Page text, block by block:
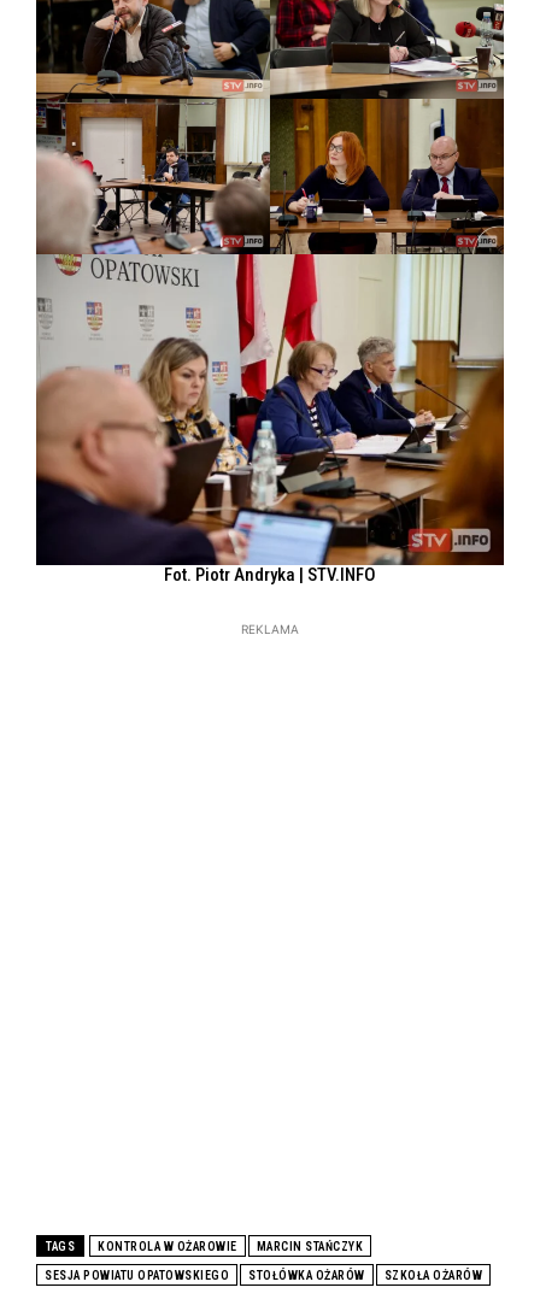
Fot. Piotr Andryka | STV.INFO
REKLAMA
TAGS KONTROLA W OŻAROWIE MARCIN STAŃCZYK
SESJA POWIATU OPATOWSKIEGO STOŁÓWKA OŻARÓW SZKOŁA OŻARÓW